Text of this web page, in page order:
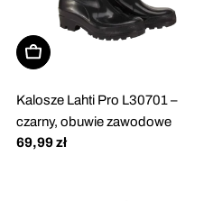
Wybierz opcje
Kalosze Lahti Pro L30701 –
czarny, obuwie zawodowe
Cena
69,99 zł